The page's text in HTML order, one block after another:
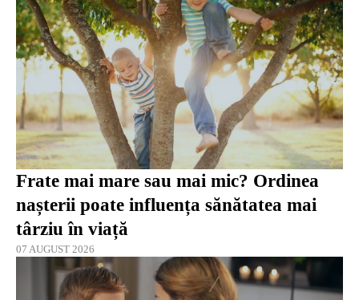
Frate mai mare sau mai mic? Ordinea
nașterii poate influența sănătatea mai
târziu în viață
07 AUGUST 2026